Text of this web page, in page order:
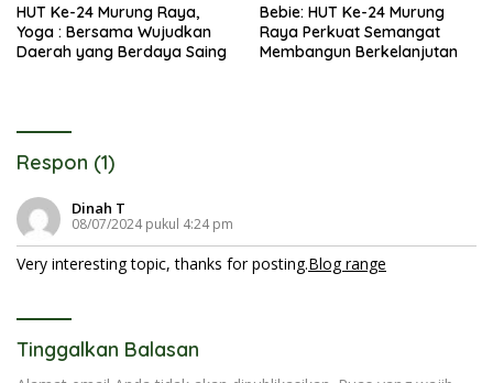
HUT Ke-24 Murung Raya,
Yoga : Bersama Wujudkan
Daerah yang Berdaya Saing
Bebie: HUT Ke-24 Murung
Raya Perkuat Semangat
Membangun Berkelanjutan
Respon (1)
Dinah T
08/07/2024 pukul 4:24 pm
Very interesting topic, thanks for posting.Blog range
Tinggalkan Balasan